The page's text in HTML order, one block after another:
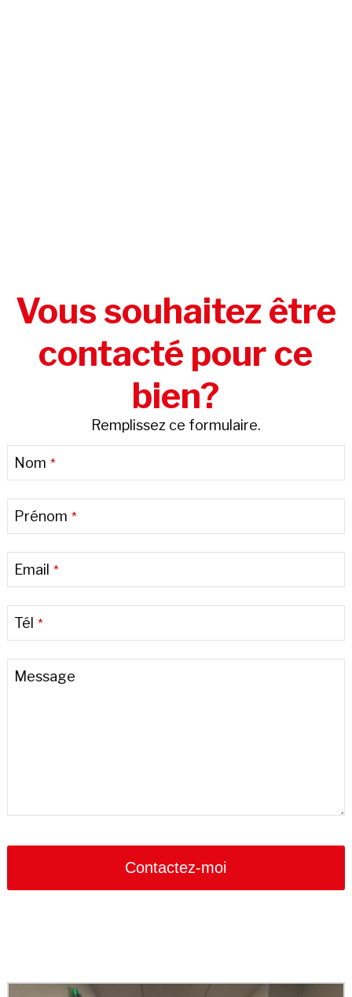
Vous souhaitez être
contacté pour ce
bien?
Remplissez ce formulaire.
Nom *
Prénom *
Email *
Tél *
Message
Contactez-moi